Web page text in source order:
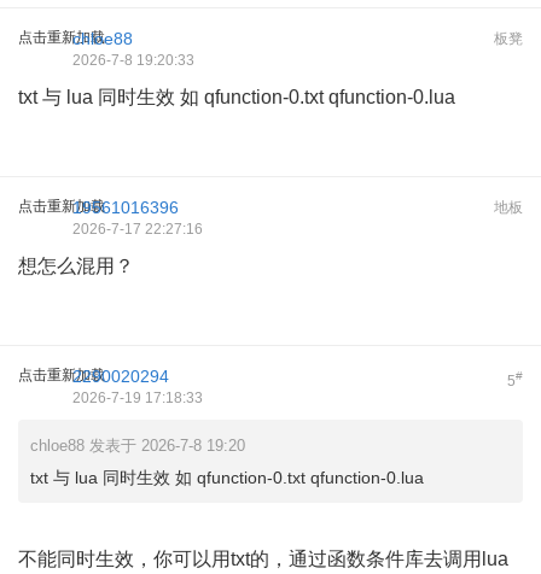
点击重新加载 板凳
chloe88
2026-7-8 19:20:33
txt 与 lua 同时生效 如 qfunction-0.txt qfunction-0.lua
点击重新加载 地板
19561016396
2026-7-17 22:27:16
想怎么混用？
点击重新加载 5#
2290020294
2026-7-19 17:18:33
chloe88 发表于 2026-7-8 19:20
txt 与 lua 同时生效 如 qfunction-0.txt qfunction-0.lua
不能同时生效，你可以用txt的，通过函数条件库去调用lua